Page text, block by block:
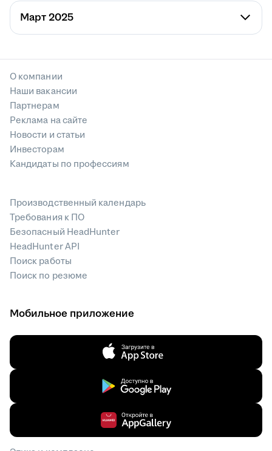
Март 2025
О компании
Наши вакансии
Партнерам
Реклама на сайте
Новости и статьи
Инвесторам
Кандидаты по профессиям
Производственный календарь
Требования к ПО
Безопасный HeadHunter
HeadHunter API
Поиск работы
Поиск по резюме
Мобильное приложение